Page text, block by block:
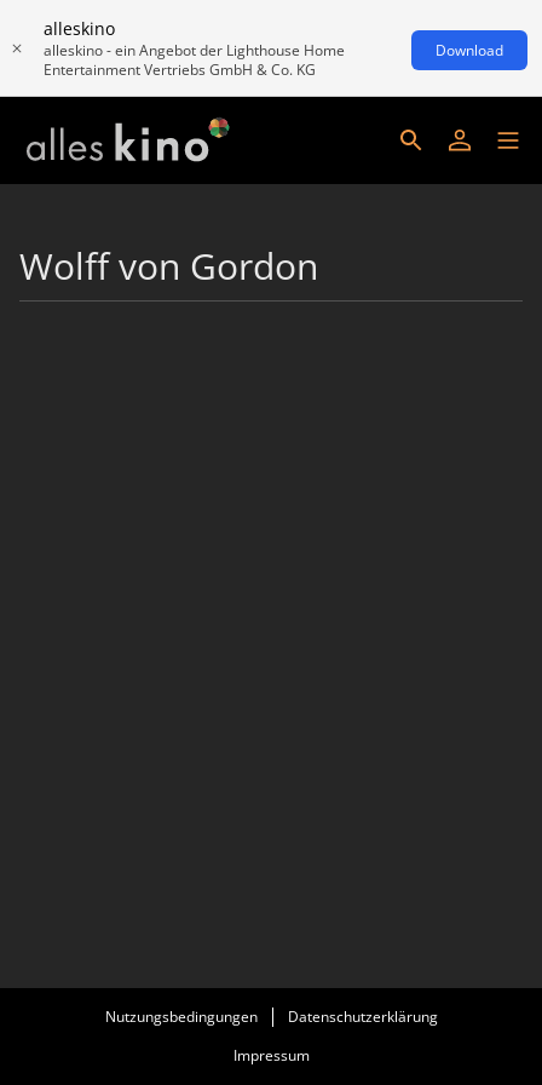
alleskino
alleskino - ein Angebot der Lighthouse Home
Entertainment Vertriebs GmbH & Co. KG
Download
Wolff von Gordon
Nutzungsbedingungen
Datenschutzerklärung
Impressum